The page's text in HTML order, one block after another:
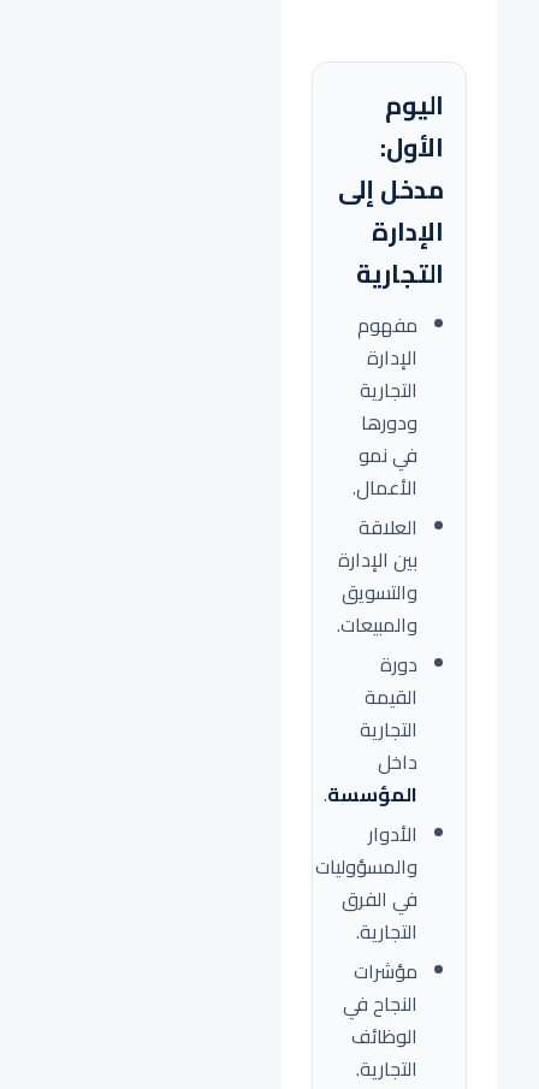
اليوم
الأول:
مدخل إلى
الإدارة
التجارية
مفهوم
الإدارة
التجارية
ودورها
في نمو
الأعمال.
العلاقة
بين الإدارة
والتسويق
والمبيعات.
دورة
القيمة
التجارية
داخل
المؤسسة.
الأدوار
والمسؤوليات
في الفرق
التجارية.
مؤشرات
النجاح في
الوظائف
التجارية.